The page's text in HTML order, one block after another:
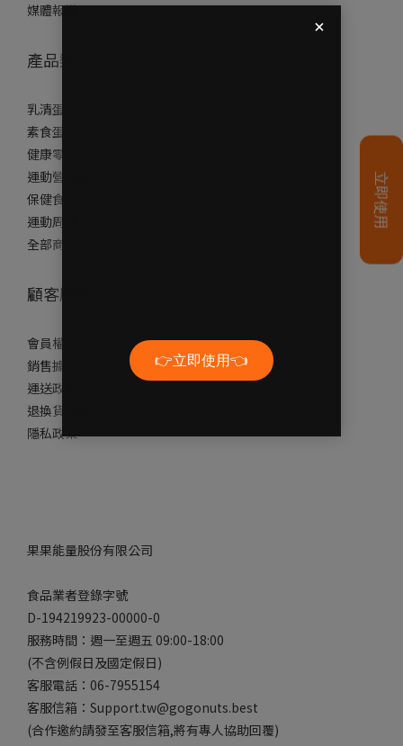
媒體報導
產品類別
乳清蛋白
素食蛋白
健康零食
運動營養補充
保健食品
運動周邊
全部商品
顧客服務
會員權益
銷售據點
運送政策
退換貨政策
隱私政策
果果能量股份有限公司
食品業者登錄字號
D-194219923-00000-0
服務時間：週一至週五 09:00-18:00
(不含例假日及國定假日)
客服電話：06-7955154
客服信箱：Support.tw@gogonuts.best
(合作邀約請發至客服信箱,將有專人協助回覆)